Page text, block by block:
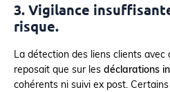
3. Vigilance
risque.
La détection des liens clients avec
reposait que sur les déclarations
cohérents ni suivi ex post.